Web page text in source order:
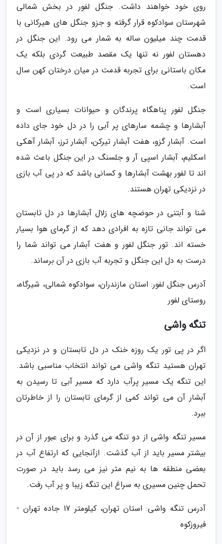
روی خود خواهند داشت. جنگل لفور در بخش شمالی
شهرستان سوادکوه قرار گرفته و جزو جنگل های هیرکانی با
قدمت چند میلیون ساله به شمار می رود. این جنگل در
دهستان لفور نه تنها یک مقصد طبیعت گردی بلکه یک
مکان باستانی برای تجربه قدمت در میان درختان کهن سال
است.
جنگل لفور پناهگاه پرندگان و حیوانات بسیاری است و
آبشارها و چشمه سارهای پر آبی را در دل خود جای داده
است. آبشار گزو، هفت آبشار تیرکن، آبشار ترز، آبشار آهکی
اسکلیم، آبشار اسپی آر و جلسنگ در این جنگل باعث شده
اند تا لفور بهشت آبشارها و کسانی باشد که در پی آب بازی
در نزدیکی تهران هستند.
شنا و آبتنی در حوضچه های زلال آبشارها در دل تابستان
می تواند جانی تازه به افرادی دهد که از گرمای هوا بسیار
خسته اند. تور جنگل لفور و هفت آبشار می تواند شما را
درست به دل این جنگل و تجربه آب بازی در آن برساند.
آدرس جنگل لفور: استان مازندران، سوادکوه شمالی، شیرگاه،
روستای لفور
تنگه واشی
اگر در پی تور یک روزه خنک در دل تابستان و در نزدیکی
تهران هستید تنگه واشی می تواند انتخاب مناسبی باشد.
این تنگه یک مسیر پرآب دارد که مسیر آبی تا رسیدن به
آبشار آن می تواند کمی از گرمای تابستان را از خاطرتان
ببرد.
مسیر تنگه واشی از دو تنگه می گذرد و برای عبور از آن در
بیشتر مسیر باید از آب گذشت. ازآنجایی که ارتفاع آب در
بعضی منطقه ها به نیم متر نیز می رسد باید در صورت
تحمل چنین مسیری به سراغ این تنگه زیبا و پر آب رفت.
آدرس تنگه واشی: استان تهران، کیلومتر 17 جاده تهران -
فیروزکوه